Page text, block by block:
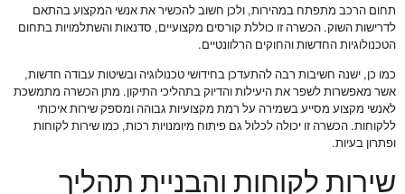
תחום הרכב מתפתח במהירות, ולכן חשוב להכשיר את אנשי המקצוע בהתאם
לדרישות השוק. הכשרה זו כוללת קורסים מקצועיים, סדנאות והשתלמויות בתחום
הטכנולוגיות החדשות והחוקים הרלוונטיים.
כמו כן, ישנה חשיבות רבה להתעדכן בחידושי טכנולוגיה ובשיטות עבודה חדשות,
אשר מאפשרות לשפר את היעילות והדיוק בתהליכי התיקון. מתן הכשרה מתמשכת
לאנשי מקצוע מסייע בשמירה על רמת מקצועיות גבוהה ומספק שירות איכותי
ללקוחות. הכשרה זו יכולה לכלול גם פיתוח מיומנויות רכות, כמו שירות לקוחות
ופתרון בעיות.
שירות לקוחות והבניית תהליך